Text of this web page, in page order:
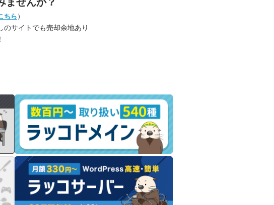
ちら ）
のサイトでも売却余地あり